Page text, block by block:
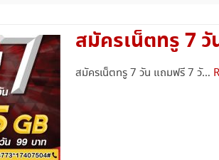
X 4
โทรฟรีท
สมัครเน็ตทรู 7
สมัครเน็ตทรู 7 วัน แถมฟรี 7 วั…